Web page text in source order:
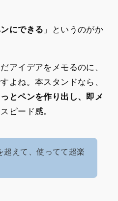
にできる 」というのがか
アイデアをメモるのに、
よね。本スタンドなら、
とペンを作り出し、即メ
ピード感。
超えて、使ってて超楽